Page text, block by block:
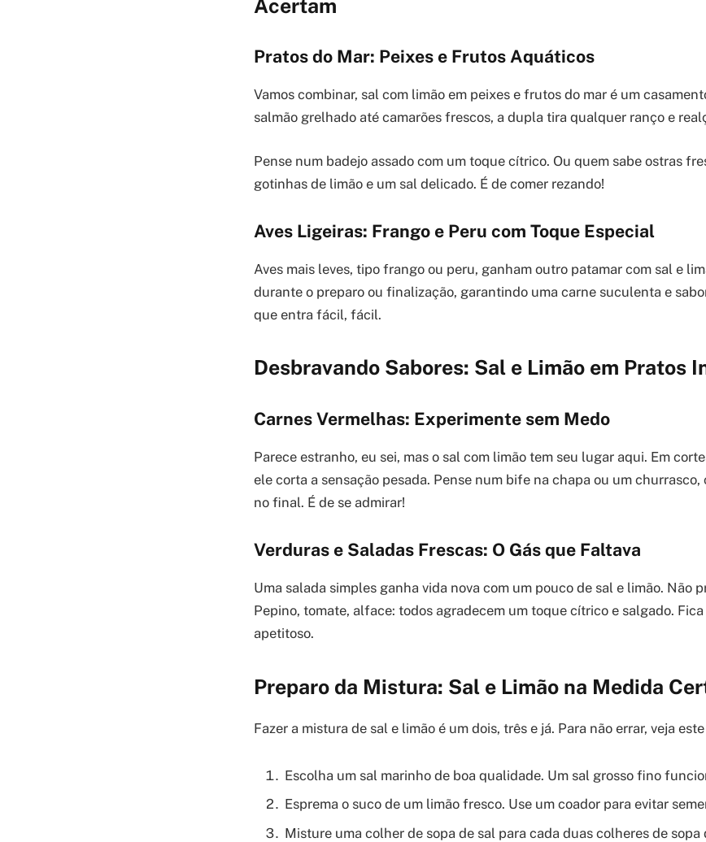
Acertam
Pratos do Mar: Peixes e Frutos Aquáticos
Vamos combinar, sal com limão em peixes e frutos do mar é um
salmão grelhado até camarões frescos, a dupla tira qualquer ranço e
Pense num badejo assado com um toque cítrico. Ou quem sabe ostras
gotinhas de limão e um sal delicado. É de comer rezando!
Aves Ligeiras: Frango e Peru com Toque Especial
Aves mais leves, tipo frango ou peru, ganham outro patamar com sal e
durante o preparo ou finalização, garantindo uma carne suculenta e
que entra fácil, fácil.
Desbravando Sabores: Sal e Limão em Pratos
Carnes Vermelhas: Experimente sem Medo
Parece estranho, eu sei, mas o sal com limão tem seu lugar aqui. Em
ele corta a sensação pesada. Pense num bife na chapa ou um
no final. É de se admirar!
Verduras e Saladas Frescas: O Gás que Faltava
Uma salada simples ganha vida nova com um pouco de sal e limão. Não
Pepino, tomate, alface: todos agradecem um toque cítrico e salgado.
apetitoso.
Preparo da Mistura: Sal e Limão na Medida
Fazer a mistura de sal e limão é um dois, três e já. Para não errar, veja
Escolha um sal marinho de boa qualidade. Um sal grosso fino
Esprema o suco de um limão fresco. Use um coador para evitar
Misture uma colher de sopa de sal para cada duas colheres de sopa